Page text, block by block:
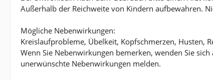
Außerhalb der Reichweite von Kindern aufbewahren.
Mögliche Nebenwirkungen:
Kreislaufprobleme, Übelkeit, Kopfschmerzen, Husten,
Wenn Sie Nebenwirkungen bemerken, wenden Sie
unerwünschte Nebenwirkungen melden.